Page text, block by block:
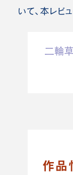
いて、本レビ
二輪
作品